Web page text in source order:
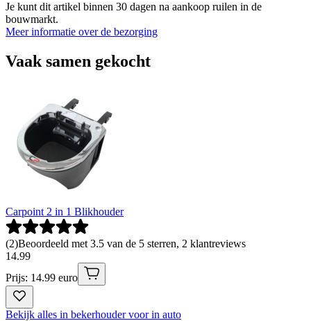
Je kunt dit artikel binnen 30 dagen na aankoop ruilen in de
bouwmarkt.
Meer informatie over de bezorging
Vaak samen gekocht
Carpoint 2 in 1 Blikhouder
(2)Beoordeeld met 3.5 van de 5 sterren, 2 klantreviews
14.99
Prijs: 14.99 euro
Bekijk alles in bekerhouder voor in auto